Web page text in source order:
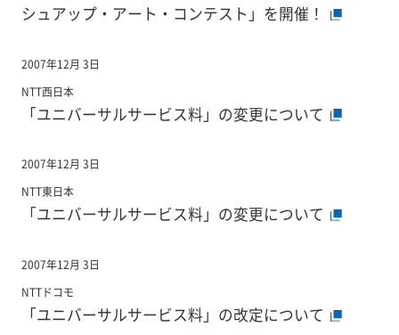
シュアップ・アート・コンテスト」を開催！
2007年12月 3日
NTT西日本
「ユニバーサルサービス料」の変更について
2007年12月 3日
NTT東日本
「ユニバーサルサービス料」の変更について
2007年12月 3日
NTTドコモ
「ユニバーサルサービス料」の改定について